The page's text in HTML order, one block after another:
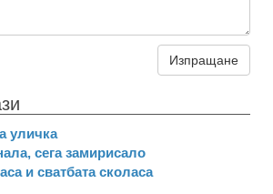
Изпращане
уличка
сега замирисало
и сватбата сколаса